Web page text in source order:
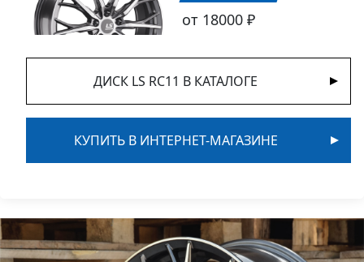
от 18000 ₽
ДИСК LS RC11 В КАТАЛОГЕ
КУПИТЬ В ИНТЕРНЕТ-МАГАЗИНЕ